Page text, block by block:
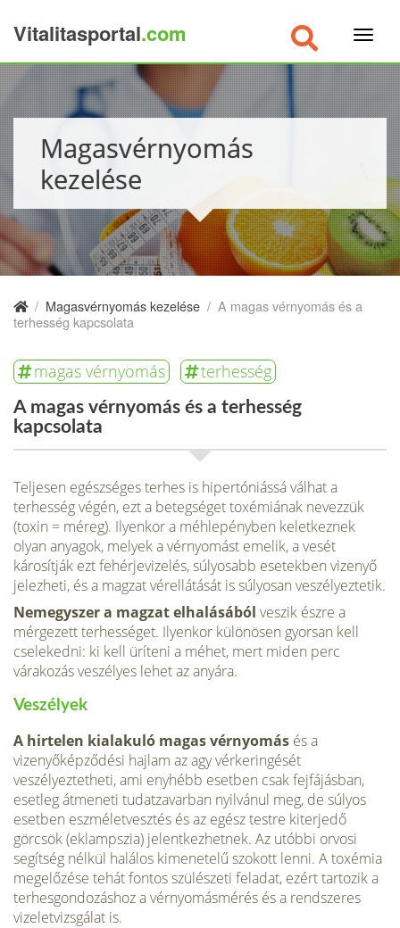
Vitalitasportal.com
Magasvérnyomás
kezelése
/ Magasvérnyomás kezelése / A magas vérnyomás és a
terhesség kapcsolata
magas vérnyomás terhesség
A magas vérnyomás és a terhesség
kapcsolata
Teljesen egészséges terhes is hipertóniássá válhat a
terhesség végén, ezt a betegséget toxémiának nevezzük
(toxin = méreg). Ilyenkor a méhlepényben keletkeznek
olyan anyagok, melyek a vérnyomást emelik, a vesét
károsítják ezt fehérjevizelés, súlyosabb esetekben vizenyő
jelezheti, és a magzat vérellátását is súlyosan veszélyezte­tik.
Nemegyszer a magzat elhalásából veszik észre a
mérgezett ter­hességet. Ilyenkor különösen gyorsan kell
cselekedni: ki kell üríteni a méhet, mert miden perc
várakozás veszélyes lehet az anyára.
Veszélyek
A hirtelen kialakuló magas vérnyomás és a
vizenyőképződési hajlam az agy vérkeringését
veszélyeztetheti, ami enyhébb esetben csak fej­fájásban,
esetleg átmeneti tudatzavarban nyilvánul meg, de súlyos
esetben eszméletvesztés és az egész testre kiterjedő
görcsök (ek­lampszia) jelentkezhetnek. Az utóbbi orvosi
segítség nélkül halálos kimenetelű szokott lenni. A toxémia
megelőzése tehát fontos szülé­szeti feladat, ezért tartozik a
terhesgondozáshoz a vérnyomásmérés és a rendszeres
vizeletvizsgálat is.
×